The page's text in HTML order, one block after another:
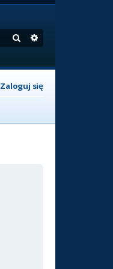
Szukaj
Zaloguj się